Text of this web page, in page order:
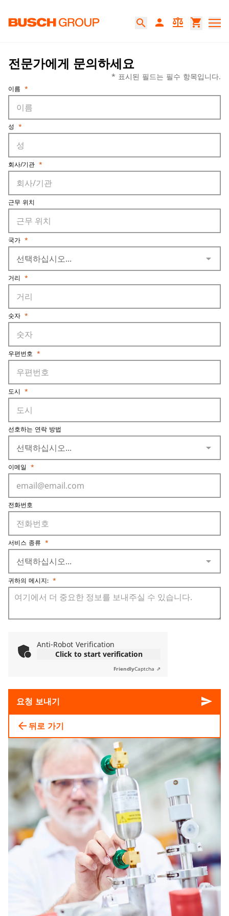
search person balance shopping_cart
전문가에게 문의하세요
* 표시된 필드는 필수 항목입니다.
이름 *
성 *
회사/기관 *
근무 위치
국가 *
arrow_drop_down
거리 *
숫자 *
우편번호 *
도시 *
선호하는 연락 방법
arrow_drop_down
이메일 *
전화번호
서비스 종류 *
arrow_drop_down
귀하의 메시지: *
Anti-Robot Verification
Click to start verification
FriendlyCaptcha ⇗
뒤로 가기
arrow_back
요청 보내기 send